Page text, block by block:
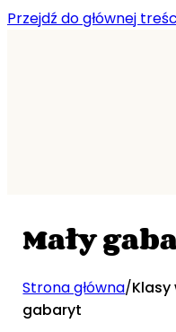
Przejdź do głównej
Mały
Strona główna/Klasy
gabaryt